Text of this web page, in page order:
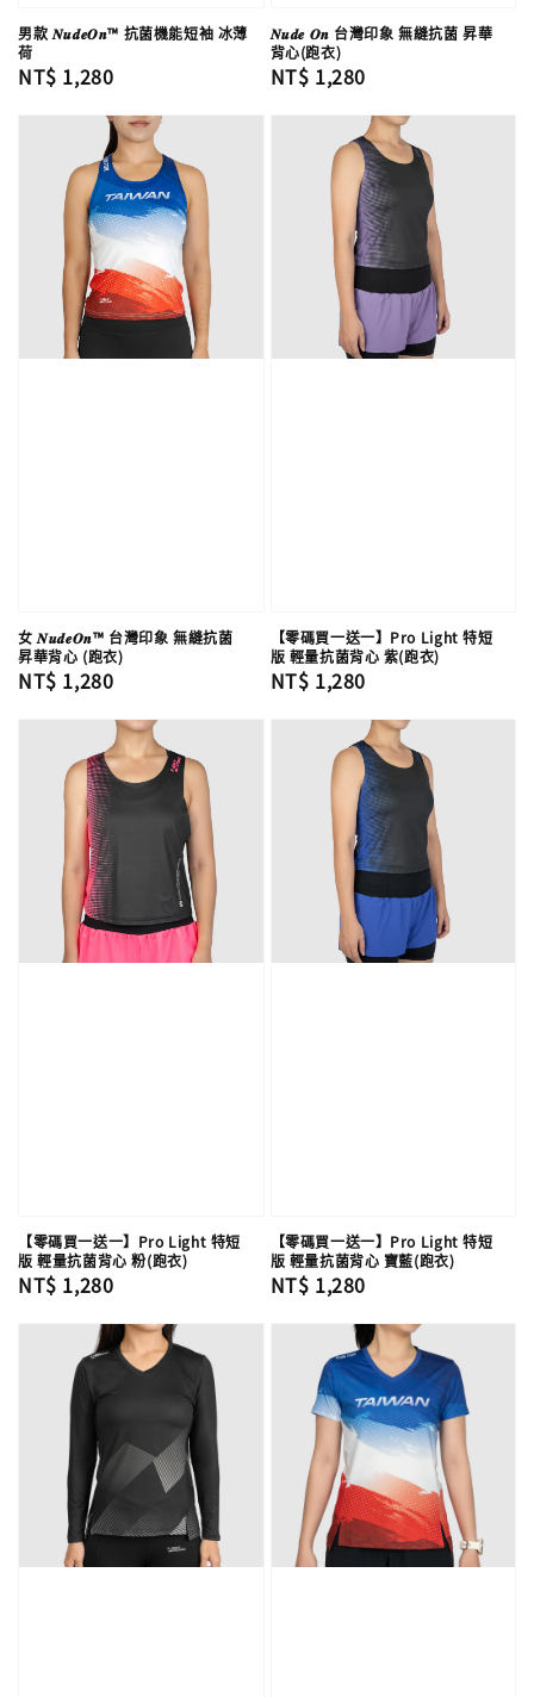
男款 𝑵𝒖𝒅𝒆𝑶𝒏™ 抗菌機能短袖 冰薄
荷
Regular
NT$ 1,280
𝑵𝒖𝒅𝒆 𝑶𝒏 台灣印象 無縫抗菌 昇華
背心(跑衣)
Regular
NT$ 1,280
女 𝑵𝒖𝒅𝒆𝑶𝒏™ 台灣印象 無縫抗菌
昇華背心 (跑衣)
Regular
NT$ 1,280
【零碼買一送一】Pro Light 特短
版 輕量抗菌背心 紫(跑衣)
Regular
NT$ 1,280
【零碼買一送一】Pro Light 特短
版 輕量抗菌背心 粉(跑衣)
Regular
NT$ 1,280
【零碼買一送一】Pro Light 特短
版 輕量抗菌背心 寶藍(跑衣)
Regular
NT$ 1,280